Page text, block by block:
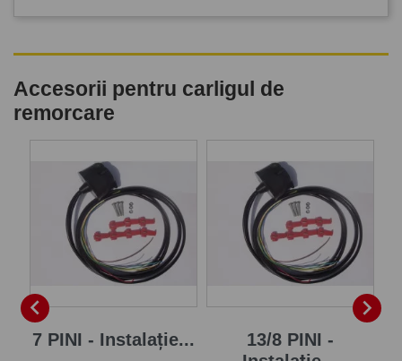
Accesorii pentru carligul de
remorcare

7 PINI - Instalație...
13/8 PINI -
